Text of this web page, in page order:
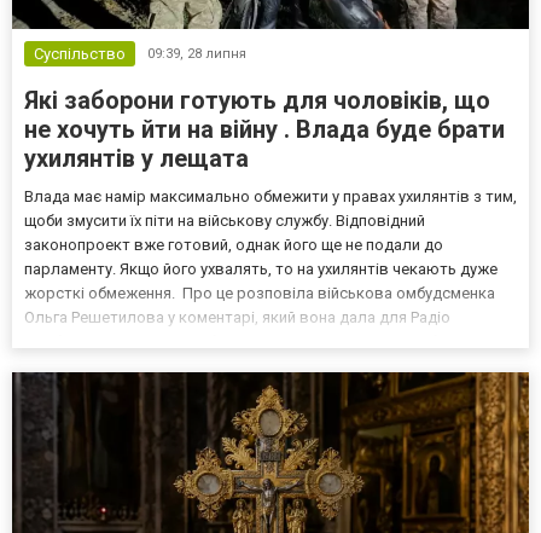
Суспільство 09:39, 28 липня
Які заборони готують для чоловіків, що
не хочуть йти на війну . Влада буде брати
ухилянтів у лещата
Влада має намір максимально обмежити у правах ухилянтів з тим,
щоби змусити їх піти на військову службу. Відповідний
законопроект вже готовий, однак його ще не подали до
парламенту. Якщо його ухвалять, то на ухилянтів чекають дуже
жорсткі обмеження. Про це розповіла військова омбудсменка
Ольга Решетилова у коментарі, який вона дала для Радіо